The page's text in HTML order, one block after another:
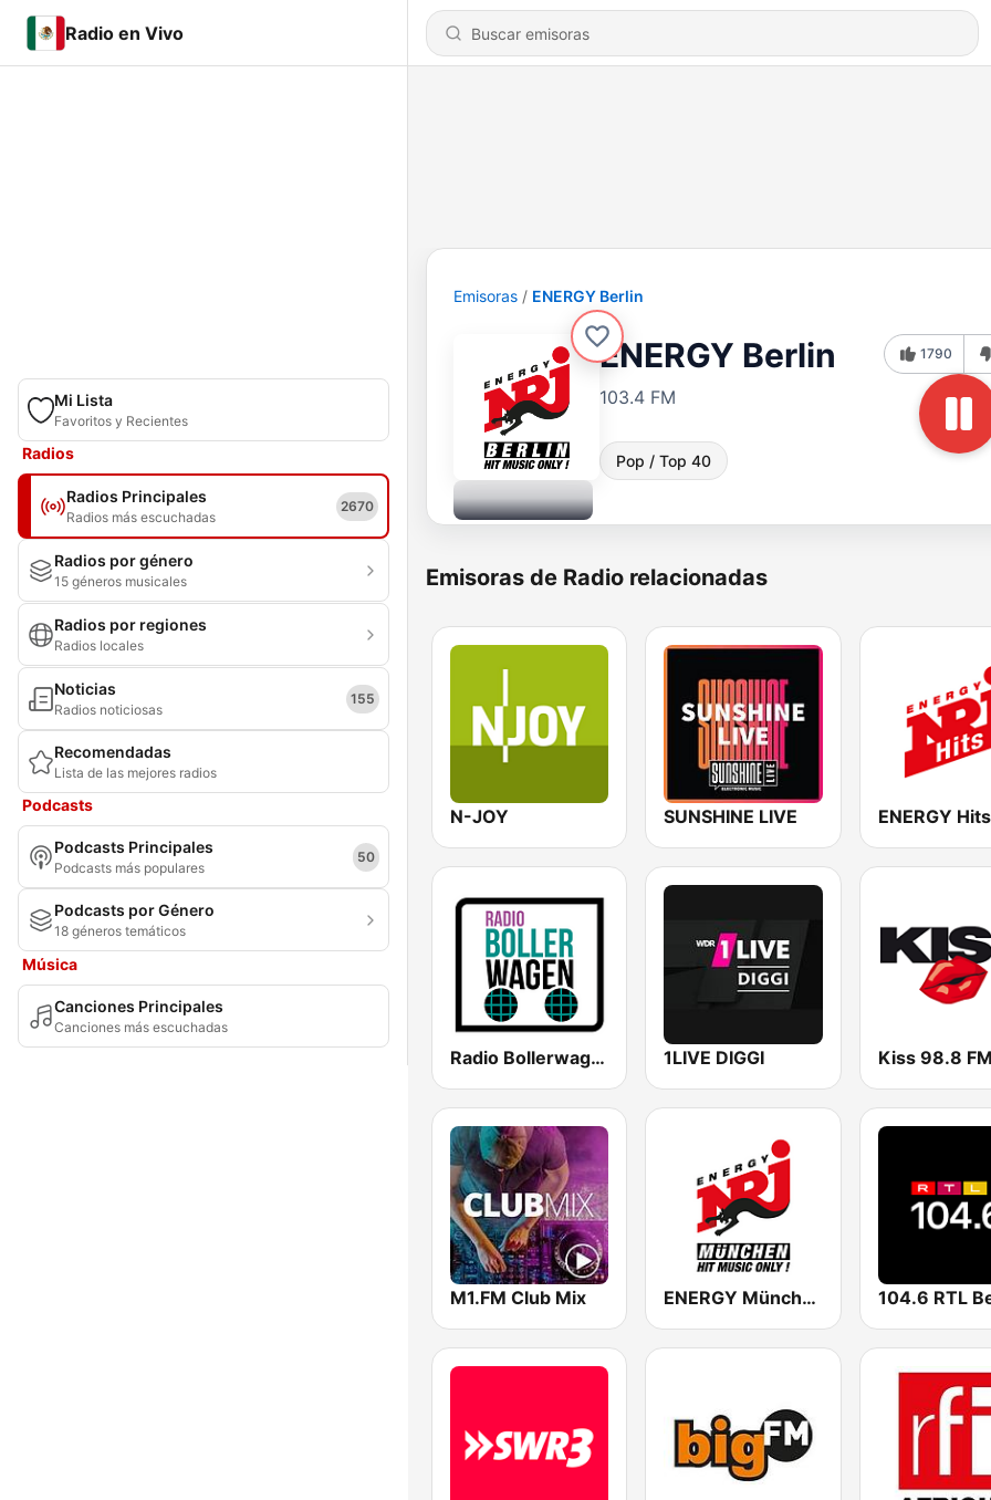
Radio en Vivo
Mi Lista
Favoritos y Recientes
Radios
Radios Principales
Radios más escuchadas
2670
Radios por género
15 géneros musicales
Radios por regiones
Radios locales
Noticias
Radios noticiosas
155
Recomendadas
Lista de las mejores radios
Podcasts
Podcasts Principales
Podcasts más populares
50
Podcasts por Género
18 géneros temáticos
Música
Canciones Principales
Canciones más escuchadas
Emisoras ENERGY Berlin
ENERGY Berlin
103.4 FM
Pop / Top 40
1790
Emisoras de Radio relacionadas
N-JOY SUNSHINE LIVE ENERGY Hits
Radio Bollerwagen 1LIVE DIGGI Kiss 98.8
M1.FM Club Mix ENERGY München